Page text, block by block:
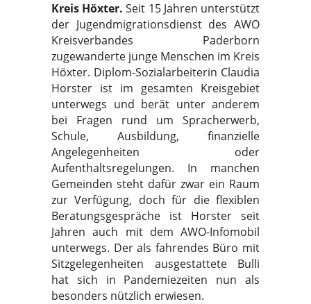
Kreis Höxter. Seit 15 Jahren unterstützt
der Jugendmigrationsdienst des AWO
Kreisverbandes Paderborn
zugewanderte junge Menschen im Kreis
Höxter. Diplom-Sozialarbeiterin Claudia
Horster ist im gesamten Kreisgebiet
unterwegs und berät unter anderem
bei Fragen rund um Spracherwerb,
Schule, Ausbildung, finanzielle
Angelegenheiten oder
Aufenthaltsregelungen. In manchen
Gemeinden steht dafür zwar ein Raum
zur Verfügung, doch für die flexiblen
Beratungsgespräche ist Horster seit
Jahren auch mit dem AWO-Infomobil
unterwegs. Der als fahrendes Büro mit
Sitzgelegenheiten ausgestattete Bulli
hat sich in Pandemiezeiten nun als
besonders nützlich erwiesen.